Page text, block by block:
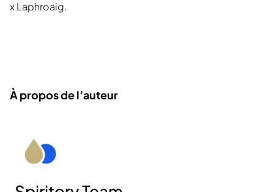
x Laphroaig.
À propos de l’auteur